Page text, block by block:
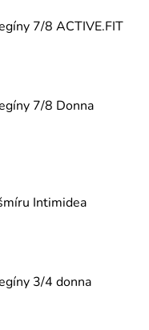
7/8 ACTIVE.FIT
7/8 Donna
Intimidea
3/4 donna